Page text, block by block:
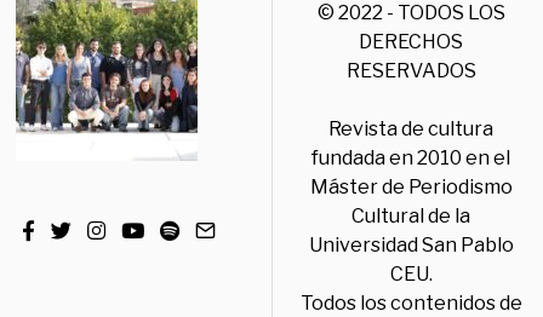
© 2022 - TODOS LOS
DERECHOS
RESERVADOS
Revista de cultura
fundada en 2010 en el
Máster de Periodismo
Cultural de la
Universidad San Pablo
CEU.
Todos los contenidos de